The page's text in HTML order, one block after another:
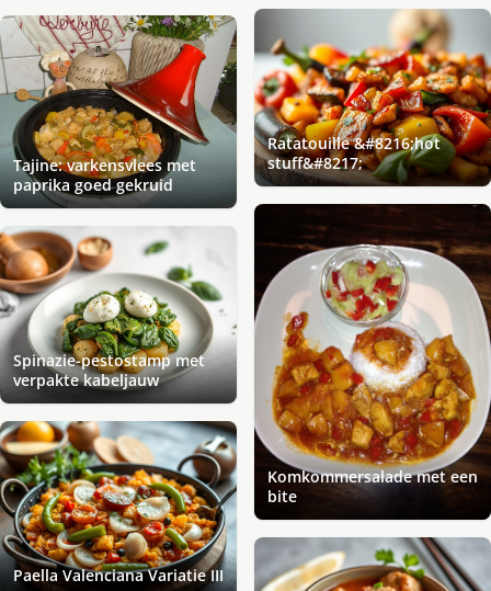
Ratatouille &#8216;hot
stuff&#8217;
Tajine: varkensvlees met
paprika goed gekruid
Komkommersalade met een
bite
Spinazie-pestostamp met
verpakte kabeljauw
Paella Valenciana Variatie III